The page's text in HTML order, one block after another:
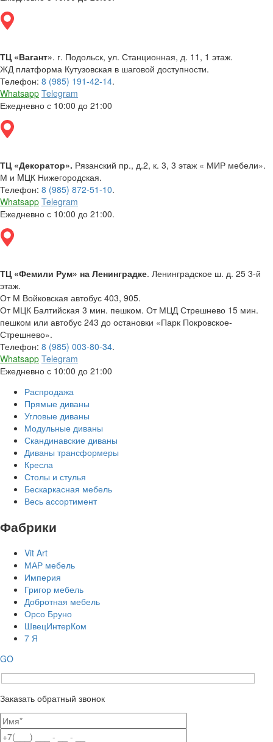
ТЦ «Вагант». г. Подольск, ул. Станционная, д. 11, 1 этаж.
ЖД платформа Кутузовская в шаговой доступности.
Телефон: 8 (985) 191-42-14.
Whatsapp Telegram
Ежедневно с 10:00 до 21:00
ТЦ «Декоратор». Рязанский пр., д.2, к. 3, 3 этаж « МИР мебели».
М и MЦК Нижегородская.
Телефон: 8 (985) 872-51-10.
Whatsapp Telegram
Ежедневно с 10:00 до 21:00.
ТЦ «Фемили Рум» на Ленинградке. Ленинградское ш. д. 25 3-й
этаж.
От М Войковская автобус 403, 905.
От МЦК Балтийская 3 мин. пешком. От МЦД Стрешнево 15 мин.
пешком или автобус 243 до остановки «Парк Покровское-
Стрешнево».
Телефон: 8 (985) 003-80-34.
Whatsapp Telegram
Ежедневно с 10:00 до 21:00
Распродажа
Прямые диваны
Угловые диваны
Модульные диваны
Скандинавские диваны
Диваны трансформеры
Кресла
Столы и стулья
Бескаркасная мебель
Весь ассортимент
Фабрики
Vit Art
МАР мебель
Империя
Григор мебель
Добротная мебель
Орсо Бруно
ШвецИнтерКом
7 Я
GO
Заказать обратный звонок